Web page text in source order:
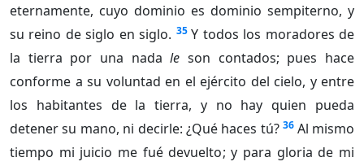
eternamente, cuyo dominio es dominio sempiterno, y
su reino de siglo en siglo. 35 Y todos los moradores de
la tierra por una nadale son contados; pues hace
conforme a su voluntad en el ejército del cielo, y entre
los habitantes de la tierra, y no hay quien pueda
detener su mano, ni decirle: ¿Qué haces tú? 36 Al mismo
tiempo mi juicio me fué devuelto; y para gloria de mi